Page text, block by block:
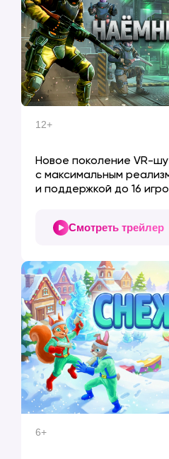
12+
Новое поколение VR-
с максимальным
и поддержкой до 16
Смотреть трейлер
6+
Откройте современный парк
от Завода-
ТЕЛЕФОН
8 (800) 500-40-17
8 (800) 500-40-17
ГОЛОВНОЙ ОФИС
г. Чебоксары,
проезд Машиностроителей, 1
ПОЧТА